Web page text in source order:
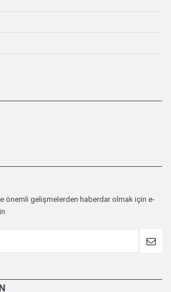
önemli gelişmelerden haberdar olmak için e-